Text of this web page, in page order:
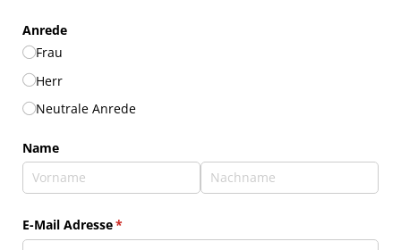
Anrede
Frau
Herr
Neutrale Anrede
Name
E-Mail Adresse*
(erforderlich)